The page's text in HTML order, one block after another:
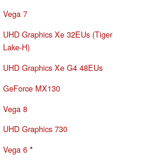
Vega 7
UHD Graphics Xe 32EUs (Tiger
Lake-H)
UHD Graphics Xe G4 48EUs
GeForce MX130
Vega 8
UHD Graphics 730
Vega 6 *